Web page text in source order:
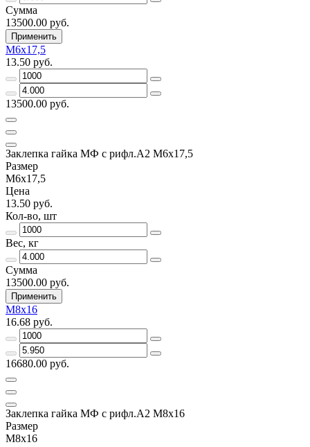
Сумма
13500.00 руб.
Применить
М6х17,5
13.50 руб.
13500.00 руб.
Заклепка гайка МФ с рифл.А2 M6х17,5
Размер
М6х17,5
Цена
13.50 руб.
Кол-во, шт
Вес, кг
Сумма
13500.00 руб.
Применить
М8х16
16.68 руб.
16680.00 руб.
Заклепка гайка МФ с рифл.А2 М8х16
Размер
М8х16